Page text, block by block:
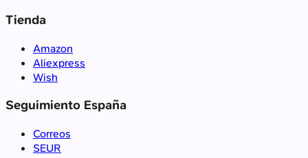
Tienda
Amazon
Aliexpress
Wish
Seguimiento España
Correos
SEUR